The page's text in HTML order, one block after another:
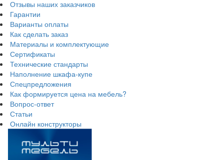
Отзывы наших заказчиков
Гарантии
Варианты оплаты
Как сделать заказ
Материалы и комплектующие
Сертификаты
Технические стандарты
Наполнение шкафа-купе
Спецпредложения
Как формируется цена на мебель?
Вопрос-ответ
Статьи
Онлайн конструкторы